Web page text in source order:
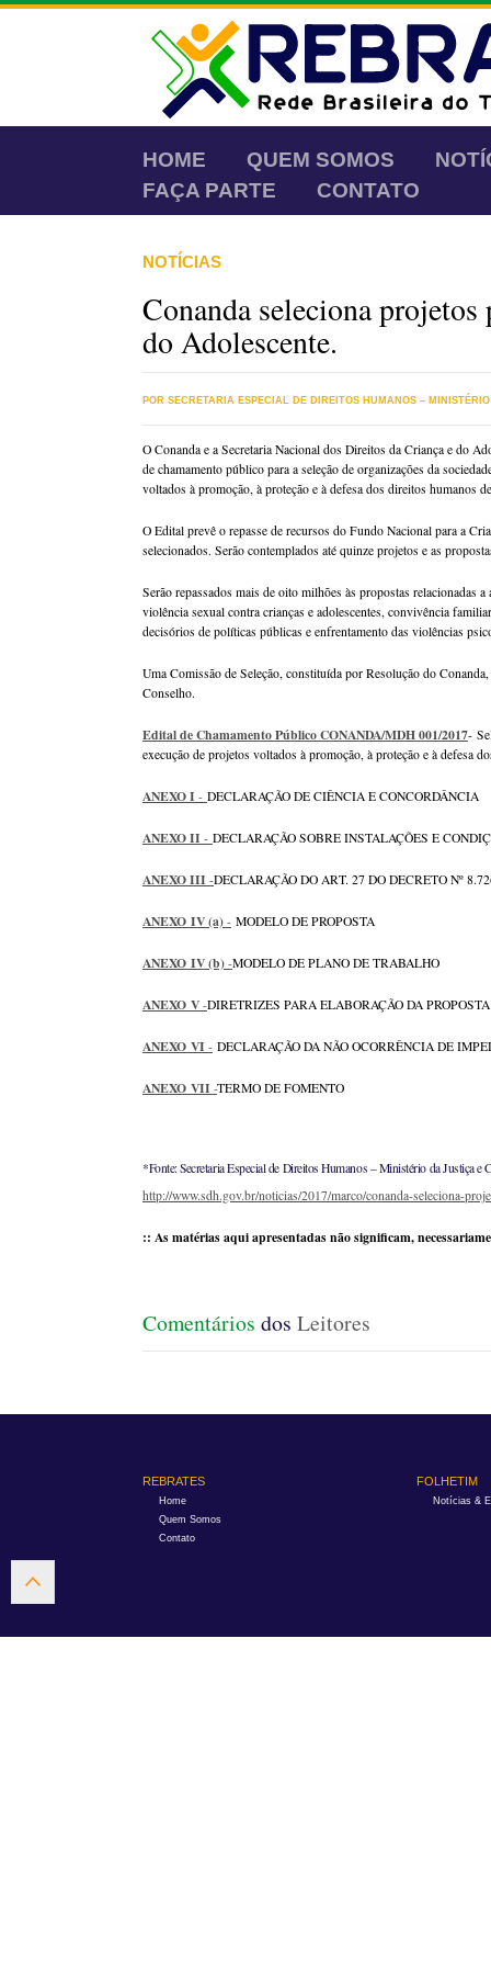
HOME QUEM SOMOS
FAÇA PARTE
CONTATO
NOTÍCIAS
Conanda seleciona
do Adolescente.
POR SECRETARIA ESPECIAL DE DIREITOS HUMANOS –
O Conanda e a Secretaria Nacional dos Direitos da Criança e do
de chamamento público para a seleção de organizações da
voltados à promoção, à proteção e à defesa dos direitos humanos
O Edital prevê o repasse de recursos do Fundo Nacional para a
selecionados. Serão contemplados até quinze projetos e as
Serão repassados mais de oito milhões às propostas relacionadas
violência sexual contra crianças e adolescentes, convivência
decisórios de políticas públicas e enfrentamento das violências
Uma Comissão de Seleção, constituída por Resolução do
Conselho.
Edital de Chamamento Público CONANDA/MDH 001/2017-
execução de projetos voltados à promoção, à proteção e à defesa
ANEXO I - DECLARAÇÃO DE CIÊNCIA E CONCORDÂNCIA
ANEXO II - DECLARAÇÃO SOBRE INSTALAÇÕES E
ANEXO III -DECLARAÇÃO DO ART. 27 DO DECRETO Nº
ANEXO IV (a) - MODELO DE PROPOSTA
ANEXO IV (b) -MODELO DE PLANO DE TRABALHO
ANEXO V -DIRETRIZES PARA ELABORAÇÃO DA PROPOSTA
ANEXO VI - DECLARAÇÃO DA NÃO OCORRÊNCIA DE
ANEXO VII -TERMO DE FOMENTO
*Fonte: Secretaria Especial de Direitos Humanos – Ministério da Justiça e
http://www.sdh.gov.br/noticias/2017/marco/conanda-seleciona-
:: As matérias aqui apresentadas não significam,
Comentários dos Leitores
REBRATES
Home
Quem Somos
Contato
FOLHETIM
Notícias &